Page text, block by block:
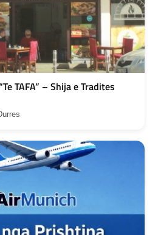
TAFA” – Shija e Tradites